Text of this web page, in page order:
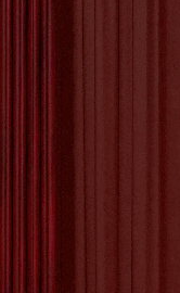
Educatieve
Buiten de
Belang
bieden om
leren.
leerlingen te
en
Tagged with: